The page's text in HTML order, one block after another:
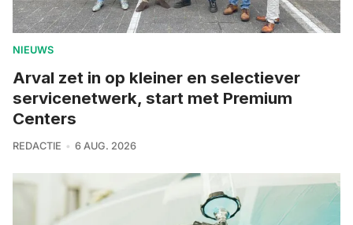
NIEUWS
Arval zet in op kleiner en selectiever
servicenetwerk, start met Premium
Centers
REDACTIE 6 AUG. 2026